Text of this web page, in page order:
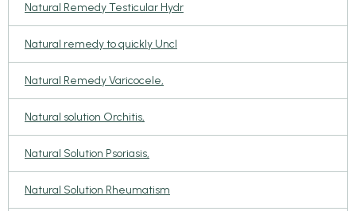
Natural Remedy Testicular Hydr
Natural remedy to quickly Uncl
Natural Remedy Varicocele,
Natural solution Orchitis,
Natural Solution Psoriasis,
Natural Solution Rheumatism